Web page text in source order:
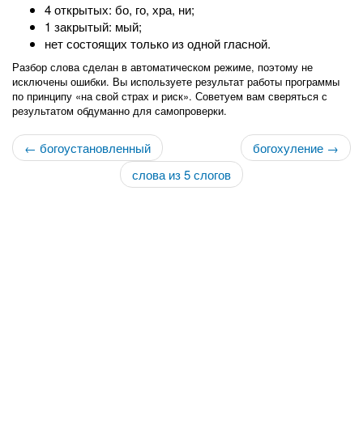
4 открытых: бо, го, хра, ни;
1 закрытый: мый;
нет состоящих только из одной гласной.
Разбор слова сделан в автоматическом режиме, поэтому не
исключены ошибки. Вы используете результат работы программы
по принципу «на свой страх и риск». Советуем вам сверяться с
результатом обдуманно для самопроверки.
← богоустановленный
богохуление →
слова из 5 слогов